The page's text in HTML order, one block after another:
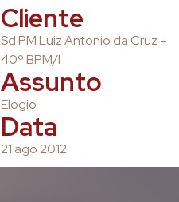
Cliente
Sd PM Luiz Antonio da Cruz –
40º BPM/I
Assunto
Elogio
Data
21 ago 2012